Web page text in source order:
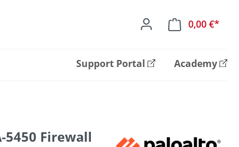
0,00 €*
Support Portal Academy
5450 Firewall